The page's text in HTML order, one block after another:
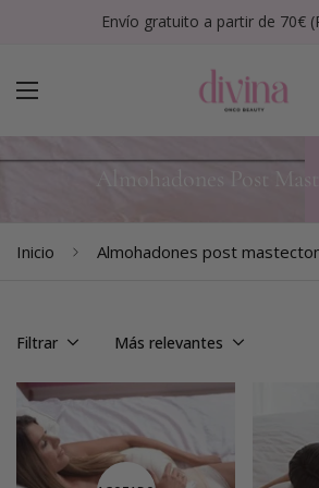
Envío gratuito a partir de 70€
Almohadones Post
Inicio Almohadones post
Filtrar Más relevantes